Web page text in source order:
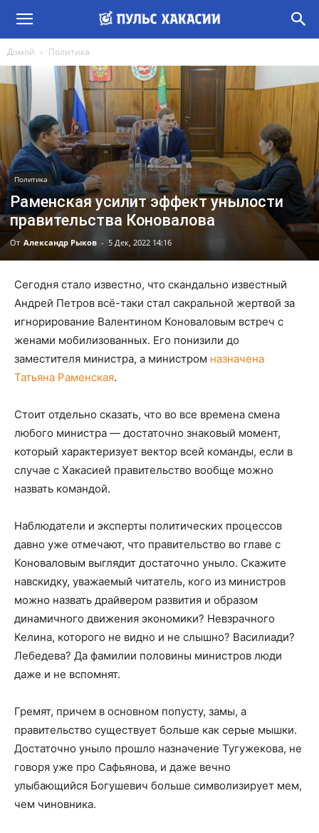
Домой Политика
Политика
Раменская усилит эффект унылости
правительства Коновалова
От Александр Рыков - 5 Дек, 2022 14:16
Сегодня стало известно, что скандально известный
Андрей Петров всё-таки стал сакральной жертвой за
игнорирование Валентином Коноваловым встреч с
женами мобилизованных. Его понизили до
заместителя министра, а министром назначена
Татьяна Раменская.
Стоит отдельно сказать, что во все времена смена
любого министра — достаточно знаковый момент,
который характеризует вектор всей команды, если в
случае с Хакасией правительство вообще можно
назвать командой.
Наблюдатели и эксперты политических процессов
давно уже отмечают, что правительство во главе с
Коноваловым выглядит достаточно уныло. Скажите
навскидку, уважаемый читатель, кого из министров
можно назвать драйвером развития и образом
динамичного движения экономики? Невзрачного
Келина, которого не видно и не слышно? Василиади?
Лебедева? Да фамилии половины министров люди
даже и не вспомнят.
Гремят, причем в основном попусту, замы, а
правительство существует больше как серые мышки.
Достаточно уныло прошло назначение Тугужекова, не
говоря уже про Сафьянова, и даже вечно
улыбающийся Богушевич больше символизирует мем,
чем чиновника.